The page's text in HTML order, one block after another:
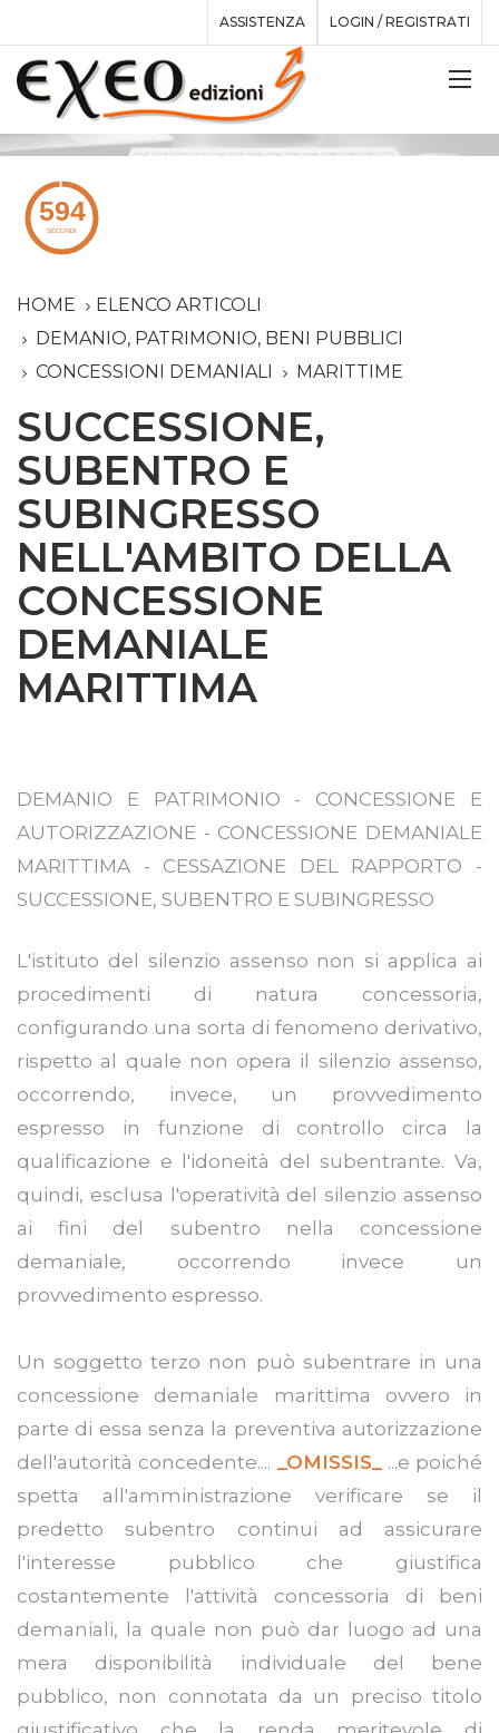
ASSISTENZA LOGIN / REGISTRATI
HOME
ELENCO ARTICOLI
DEMANIO, PATRIMONIO, BENI PUBBLICI
CONCESSIONI DEMANIALI
MARITTIME
SUCCESSIONE,
SUBENTRO E
SUBINGRESSO
NELL'AMBITO DELLA
CONCESSIONE
DEMANIALE
MARITTIMA
DEMANIO E PATRIMONIO - CONCESSIONE E
AUTORIZZAZIONE - CONCESSIONE DEMANIALE
MARITTIMA - CESSAZIONE DEL RAPPORTO -
SUCCESSIONE, SUBENTRO E SUBINGRESSO
L'istituto del silenzio assenso non si applica ai
procedimenti di natura concessoria,
configurando una sorta di fenomeno derivativo,
rispetto al quale non opera il silenzio assenso,
occorrendo, invece, un provvedimento
espresso in funzione di controllo circa la
qualificazione e l'idoneità del subentrante. Va,
quindi, esclusa l'operatività del silenzio assenso
ai fini del subentro nella concessione
demaniale, occorrendo invece un
provvedimento espresso.
Un soggetto terzo non può subentrare in una
concessione demaniale marittima ovvero in
parte di essa senza la preventiva autorizzazione
dell'autorità concedente....
_OMISSIS_
...e poiché
spetta all'amministrazione verificare se il
predetto subentro continui ad assicurare
l'interesse pubblico che giustifica
costantemente l'attività concessoria di beni
demaniali, la quale non può dar luogo ad una
mera disponibilità individuale del bene
pubblico, non connotata da un preciso titolo